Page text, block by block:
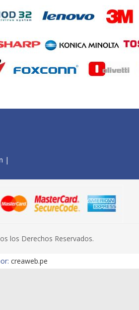
|
los Derechos Reservados.
creaweb.pe